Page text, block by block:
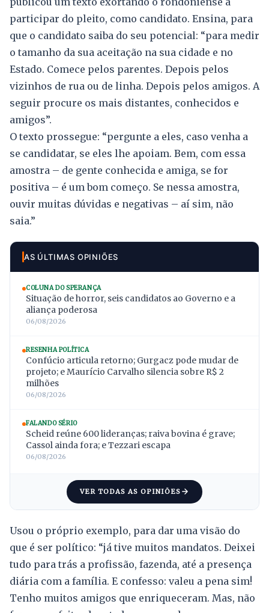
participar do pleito, como candidato. Ensina, para
que o candidato saiba do seu potencial: “para medir
o tamanho da sua aceitação na sua cidade e no
Estado. Comece pelos parentes. Depois pelos
vizinhos de rua ou de linha. Depois pelos amigos. A
seguir procure os mais distantes, conhecidos e
amigos”.
O texto prossegue: “pergunte a eles, caso venha a
se candidatar, se eles lhe apoiam. Bem, com essa
amostra – de gente conhecida e amiga, se for
positiva – é um bom começo. Se nessa amostra,
ouvir muitas dúvidas e negativas – aí sim, não
saia.”
AS ÚLTIMAS OPINIÕES
COLUNA DO SPERANÇA
Situação de horror, seis candidatos ao Governo e a
aliança poderosa
06/08/2026
RESENHA POLÍTICA
Confúcio articula retorno; Gurgacz pode mudar de
projeto; e Maurício Carvalho silencia sobre R$ 2
milhões
06/08/2026
FALANDO SÉRIO
Scheid reúne 600 lideranças; raiva bovina é grave;
Cassol ainda fora; e Tezzari escapa
06/08/2026
VER TODAS AS OPINIÕES
Usou o próprio exemplo, para dar uma visão do
que é ser político: “já tive muitos mandatos. Deixei
tudo para trás a profissão, fazenda, até a presença
diária com a família. E confesso: valeu a pena sim!
Tenho muitos amigos que enriqueceram. Mas, não